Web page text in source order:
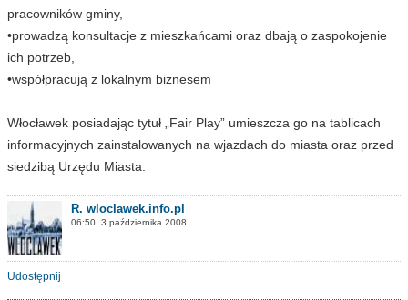
pracowników gminy,
•prowadzą konsultacje z mieszkańcami oraz dbają o zaspokojenie
ich potrzeb,
•współpracują z lokalnym biznesem
Włocławek posiadając tytuł „Fair Play” umieszcza go na tablicach
informacyjnych zainstalowanych na wjazdach do miasta oraz przed
siedzibą Urzędu Miasta.
R. wloclawek.info.pl
06:50, 3 października 2008
Udostępnij